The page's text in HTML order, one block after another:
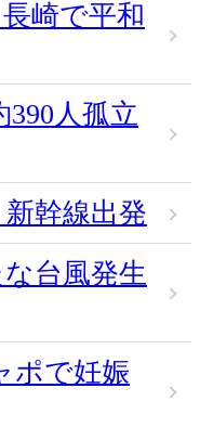
崎で平和
人孤立
幹線出発
台風発生
ポで妊娠